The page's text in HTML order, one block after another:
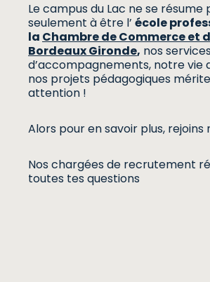
Le campus du Lac ne se résume
seulement à être l’ école
la Chambre de Commerce et
Bordeaux Gironde, nos services
d’accompagnements, notre vie
nos projets pédagogiques
attention !
Alors pour en savoir plus, rejoins
Nos chargées de recrutement
toutes tes questions